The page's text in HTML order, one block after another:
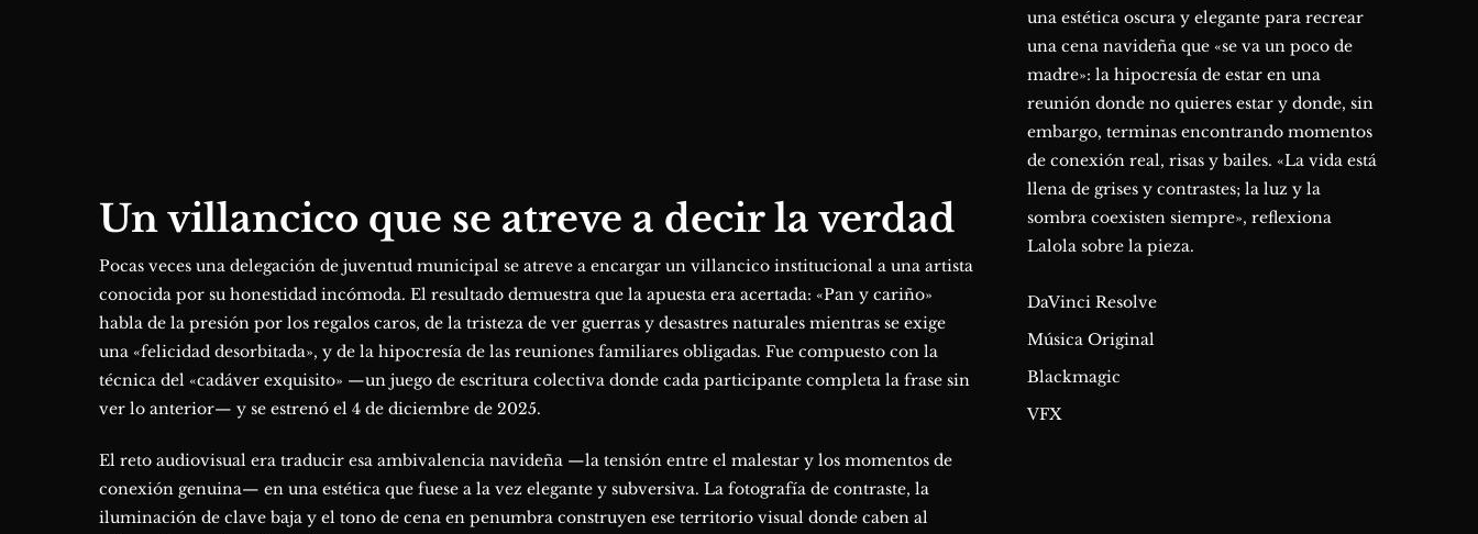
Un villancico que se atreve a decir la verdad
Pocas veces una delegación de juventud municipal se atreve a encargar un villancico institucional a una artista
conocida por su honestidad incómoda. El resultado demuestra que la apuesta era acertada: «Pan y cariño»
habla de la presión por los regalos caros, de la tristeza de ver guerras y desastres naturales mientras se exige
una «felicidad desorbitada», y de la hipocresía de las reuniones familiares obligadas. Fue compuesto con la
técnica del «cadáver exquisito» —un juego de escritura colectiva donde cada participante completa la frase sin
ver lo anterior— y se estrenó el 4 de diciembre de 2025.
El reto audiovisual era traducir esa ambivalencia navideña —la tensión entre el malestar y los momentos de
conexión genuina— en una estética que fuese a la vez elegante y subversiva. La fotografía de contraste, la
iluminación de clave baja y el tono de cena en penumbra construyen ese territorio visual donde caben al
una estética oscura y elegante para recrear
una cena navideña que «se va un poco de
madre»: la hipocresía de estar en una
reunión donde no quieres estar y donde, sin
embargo, terminas encontrando momentos
de conexión real, risas y bailes. «La vida está
llena de grises y contrastes; la luz y la
sombra coexisten siempre», reflexiona
Lalola sobre la pieza.
DaVinci Resolve
Música Original
Blackmagic
VFX